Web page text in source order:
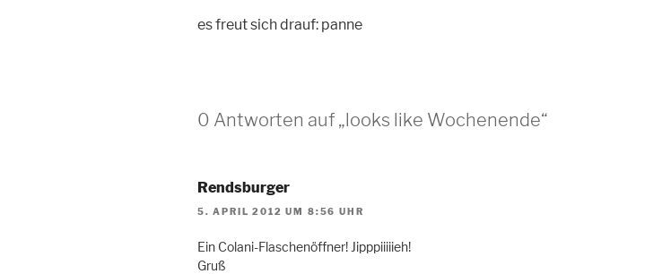
es freut sich drauf: panne
0 Antworten auf „looks like Wochenende“
Rendsburger
5. APRIL 2012 UM 8:56 UHR
Ein Colani-Flaschenöffner! Jipppiiiiieh!
Gruß